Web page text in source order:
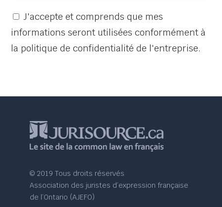
J'accepte et comprends que mes
informations seront utilisées conformément à
la politique de confidentialité de l'entreprise.
© 2019 Tous droits réservés
Association des juristes d’expression française
de l’Ontario (AJEFO)